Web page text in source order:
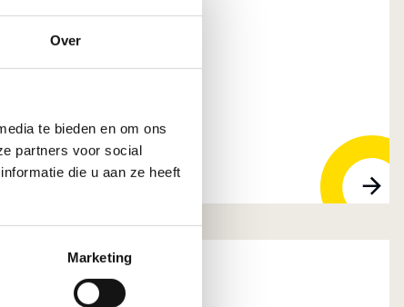
Over
te bieden en om ons
partners voor social
die u aan ze heeft
Marketing